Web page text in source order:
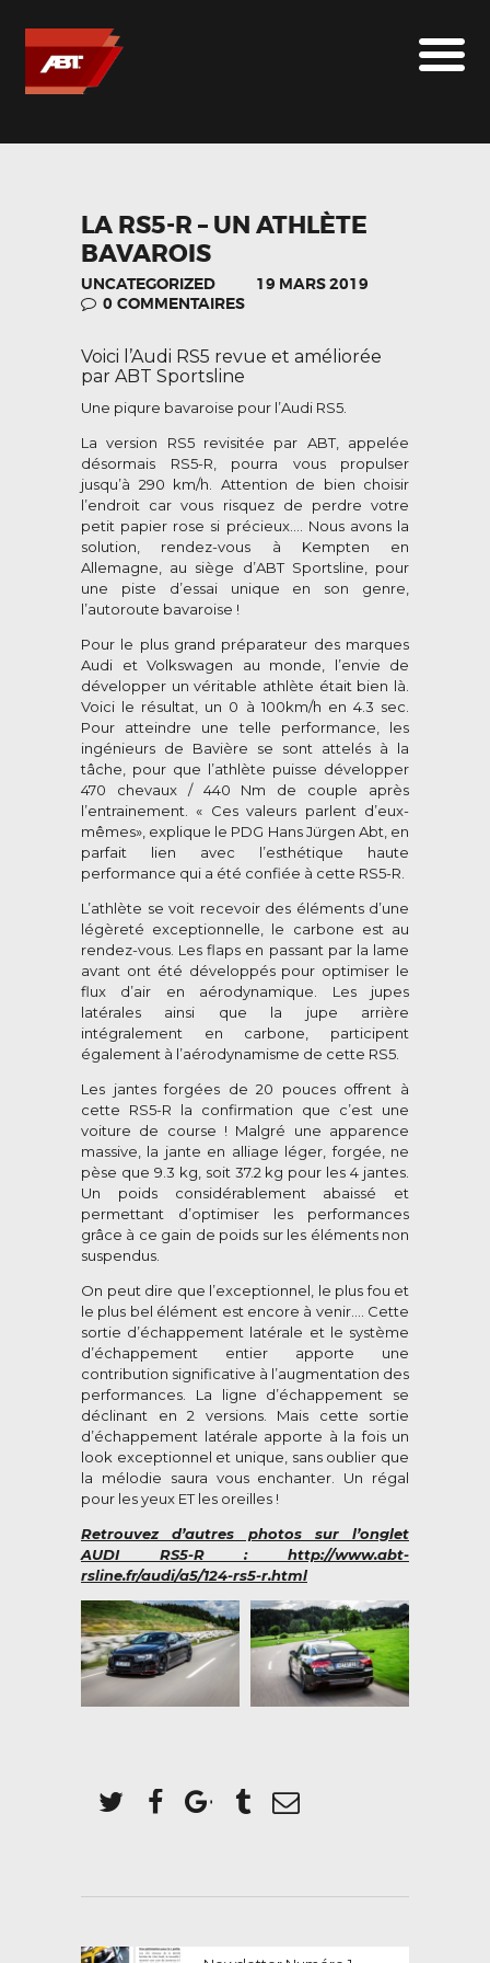
ABT SPORTSLINE FRANCE
MARQUES
ABT
CONTACT
LA RS5-R – UN ATHLÈTE
BAVAROIS
UNCATEGORIZED
19 MARS 2019
0 COMMENTAIRES
Voici l’Audi RS5 revue et améliorée
par ABT Sportsline
Une piqure bavaroise pour l’Audi RS5.
La version RS5 revisitée par ABT, appelée
désormais RS5-R, pourra vous propulser
jusqu’à 290 km/h. Attention de bien choisir
l’endroit car vous risquez de perdre votre
petit papier rose si précieux…. Nous avons la
solution, rendez-vous à Kempten en
Allemagne, au siège d’ABT Sportsline, pour
une piste d’essai unique en son genre,
l’autoroute bavaroise !
Pour le plus grand préparateur des marques
Audi et Volkswagen au monde, l’envie de
développer un véritable athlète était bien là.
Voici le résultat, un 0 à 100km/h en 4.3 sec.
Pour atteindre une telle performance, les
ingénieurs de Bavière se sont attelés à la
tâche, pour que l’athlète puisse développer
470 chevaux / 440 Nm de couple après
l’entrainement. « Ces valeurs parlent d’eux-
mêmes», explique le PDG Hans Jürgen Abt, en
parfait lien avec l’esthétique haute
performance qui a été confiée à cette RS5-R.
L’athlète se voit recevoir des éléments d’une
légèreté exceptionnelle, le carbone est au
rendez-vous. Les flaps en passant par la lame
avant ont été développés pour optimiser le
flux d’air en aérodynamique. Les jupes
latérales ainsi que la jupe arrière
intégralement en carbone, participent
également à l’aérodynamisme de cette RS5.
Les jantes forgées de 20 pouces offrent à
cette RS5-R la confirmation que c’est une
voiture de course ! Malgré une apparence
massive, la jante en alliage léger, forgée, ne
pèse que 9.3 kg, soit 37.2 kg pour les 4 jantes.
Un poids considérablement abaissé et
permettant d’optimiser les performances
grâce à ce gain de poids sur les éléments non
suspendus.
On peut dire que l’exceptionnel, le plus fou et
le plus bel élément est encore à venir…. Cette
sortie d’échappement latérale et le système
d’échappement entier apporte une
contribution significative à l’augmentation des
performances. La ligne d’échappement se
déclinant en 2 versions. Mais cette sortie
d’échappement latérale apporte à la fois un
look exceptionnel et unique, sans oublier que
la mélodie saura vous enchanter. Un régal
pour les yeux ET les oreilles !
Retrouvez d’autres photos sur l’onglet
AUDI RS5-R : http://www.abt-
rsline.fr/audi/a5/124-rs5-r.html
Previous